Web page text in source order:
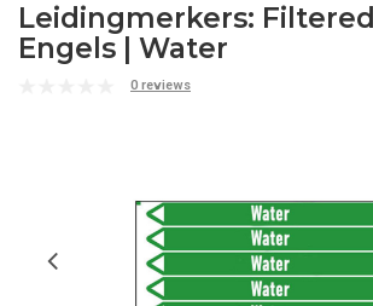
Leidingmerkers: Filtered
Engels | Water
0 reviews